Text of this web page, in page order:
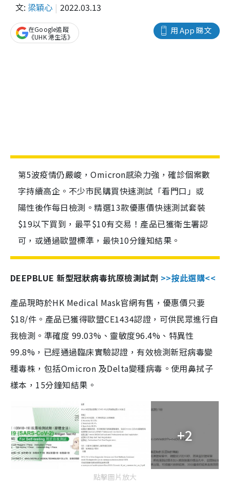
文: 梁穎心 2022.03.13
用 App 睇文
在Google追蹤
《UHK 港生活》
第5波疫情仍嚴峻，Omicron感染力強，確診個案數
字持續高企。不少市民購買快速測試「看門口」或
陽性後作每日檢測。精選13款優惠價快速測試套裝
$19以下買到，最平$10有交易！產品已獲衛生署認
可，或通過歐盟標準，最快10分鐘知結果。
DEEPBLUE 新型冠狀病毒抗原檢測試劑 >>按此選購<<
產品現時於HK Medical Mask官網有售，優惠價只要
$18/件。產品已獲得歐盟CE1434認證，可供民眾進行自
我檢測。準確度 99.03%、靈敏度96.4%、特異性
99.8%，已經通過臨床實驗認證，有效檢測新冠病毒變
種毒株，包括Omicron 及Delta變種病毒。使用鼻拭子
樣本，15分鐘知結果。
+2
點擊圖片放大